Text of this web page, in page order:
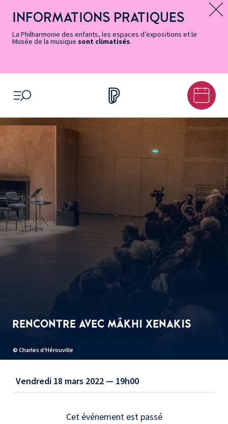
page
Accessibilité
accès
rapides
principal
contenu
principal
page
Message d’information
INFORMATIONS PRATIQUES
La Philharmonie des enfants, les espaces d’expositions et le
Musée de la musique sont climatisés.
OUVRIR LE MENU
© Charles d’Hérouville
RENCONTRE AVEC MÂKHI XENAKIS
Vendredi 18 mars 2022 — 19h00
Cet événement est passé